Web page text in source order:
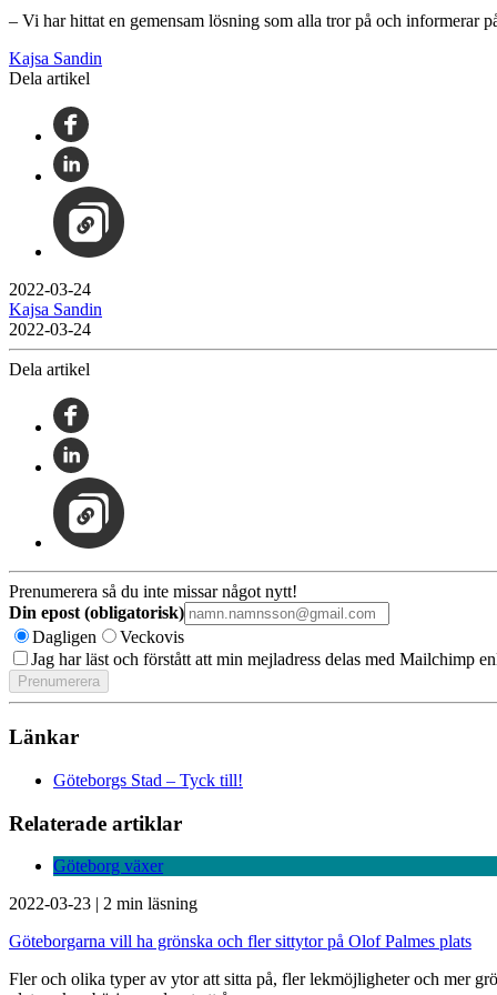
– Vi har hittat en gemensam lösning som alla tror på och informerar
Kajsa Sandin
Dela artikel
2022-03-24
Kajsa Sandin
2022-03-24
Dela artikel
Prenumerera så du inte missar något nytt!
Din epost (obligatorisk)
Dagligen
Veckovis
Jag har läst och förstått att min mejladress delas med Mailchimp
Länkar
Göteborgs Stad – Tyck till!
Relaterade artiklar
Göteborg växer
2022-03-23 | 2 min läsning
Göteborgarna vill ha grönska och fler sittytor på Olof Palmes plats
Fler och olika typer av ytor att sitta på, fler lekmöjligheter och mer